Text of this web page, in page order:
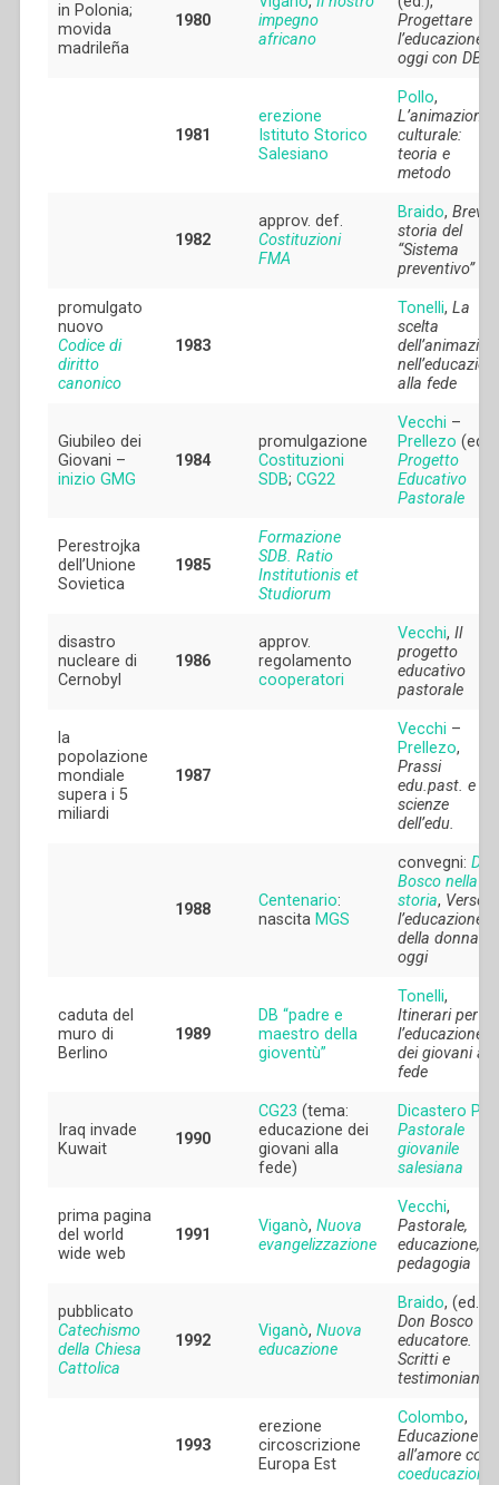
in Polonia;
movida
madrileña
1980
impegno
africano
Progettare
l’educazione
oggi con DB
1981
erezione
Istituto Storico
Salesiano
Pollo,
L’animazione
culturale:
teoria e
metodo
1982
approv. def.
Costituzioni
FMA
Braido,Breve
storia del
“Sistema
preventivo”
promulgato
nuovo
Codice di
diritto
canonico
1983
Tonelli,La
scelta
alla fede
Giubileo dei
Giovani –
inizio GMG
1984
promulgazione
Costituzioni
SDB;CG22
Vecchi –
Prellezo
Progetto
Educativo
Pastorale
Perestrojka
dell’Unione
Sovietica
1985
Formazione
SDB. Ratio
Institutionis et
Studiorum
disastro
nucleare di
Cernobyl
1986
approv.
regolamento
cooperatori
Vecchi,Il
progetto
educativo
pastorale
la
popolazione
mondiale
supera i 5
miliardi
1987
Vecchi –
Prellezo,
Prassi
edu.past. e
scienze
dell’edu.
1988 Centenario:
nascita MGS
convegni:Don
Bosco nella
storia, Verso
l’educazione
della donna
oggi
caduta del
muro di
Berlino
1989
DB “padre e
maestro della
gioventù”
Tonelli,
Itinerari per
l’educazione
dei giovani
fede
Iraq invade
Kuwait
1990
CG23(tema:
educazione dei
giovani alla
fede)
Dicastero PG
Pastorale
giovanile
salesiana
prima pagina
del world
wide web
1991 Viganò,Nuova
evangelizzazione
Vecchi,
Pastorale,
educazione,
pedagogia
pubblicato
Catechismo
della Chiesa
Cattolica
1992
Viganò,Nuova
educazione
Braido, (ed.),
Don Bosco
educatore.
Scritti e
testimonianze
1993
erezione
circoscrizione
Europa Est
Colombo,
Educazione
all’amore
coeducazione